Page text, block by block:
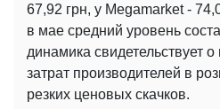
67,92 грн, у Megamarket -
в мае средний уровень
динамика свидетельствует
затрат производителей в
резких ценовых скачков.